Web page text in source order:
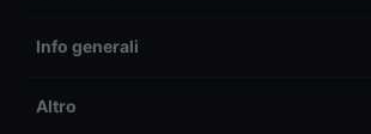
Info generali
Altro